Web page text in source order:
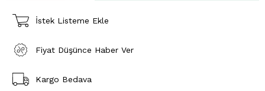
İstek Listeme Ekle
Fiyat Düşünce Haber Ver
Kargo Bedava